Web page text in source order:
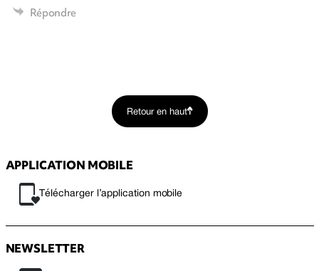
Répondre
Retour en haut
APPLICATION MOBILE
Télécharger l’application mobile
NEWSLETTER